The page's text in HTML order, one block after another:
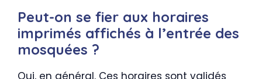
Peut-on se fier aux horaires
imprimés affichés à l’entrée des
mosquées ?
Oui, en général. Ces horaires sont validés